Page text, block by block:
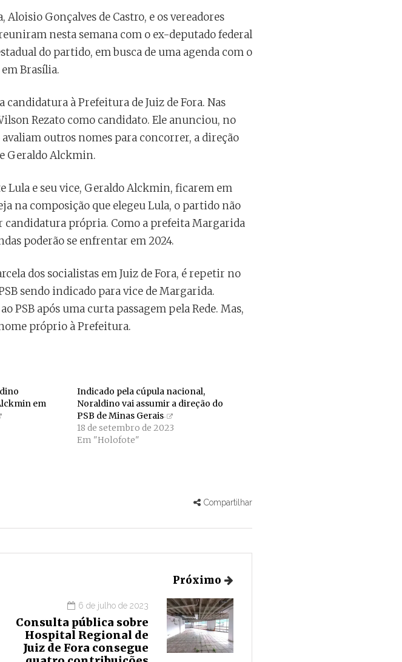
Gonçalves de Castro, e os vereadores
nesta semana com o ex-deputado federal
do partido, em busca de uma agenda com o
Brasília.
à Prefeitura de Juiz de Fora. Nas
Rezato como candidato. Ele anunciou, no
outros nomes para concorrer, a direção
Geraldo Alckmin.
Lula e seu vice, Geraldo Alckmin, ficarem em
na composição que elegeu Lula, o partido não
candidatura própria. Como a prefeita Margarida
poderão se enfrentar em 2024.
dos socialistas em Juiz de Fora, é repetir no
sendo indicado para vice de Margarida.
PSB após uma curta passagem pela Rede. Mas,
próprio à Prefeitura.
em
Indicado pela cúpula nacional,
Noraldino vai assumir a direção do
PSB de Minas Gerais
18 de setembro de 2023
Em "Holofote"
Compartilhar
Próximo
6 de julho de 2023
Consulta pública sobre
Hospital Regional de
Juiz de Fora consegue